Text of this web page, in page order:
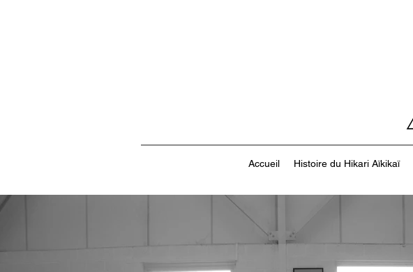
Accueil Histoire du Hikari Aïkikaï